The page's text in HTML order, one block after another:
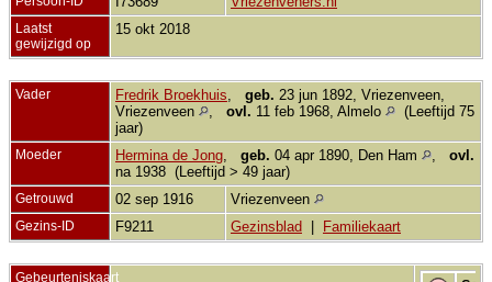
Laatst
gewijzigd op
15 okt 2018
Vader Fredrik Broekhuis geb. 23 jun 1892, Vriezenveen,
Vriezenveen
ovl. 11 feb 1968, Almelo
(Leeftijd 75
jaar)
Moeder Hermina de Jong geb. 04 apr 1890, Den Ham
ovl.
na 1938 (Leeftijd > 49 jaar)
Getrouwd 02 sep 1916 Vriezenveen
Gezins-ID F9211 Gezinsblad Familiekaart
Gebeurteniskaart